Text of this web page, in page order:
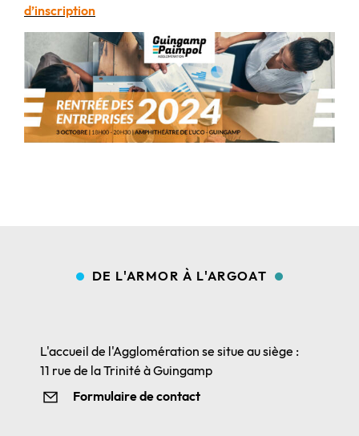
d’inscription
DE L'ARMOR À L'ARGOAT
L'accueil de l'Agglomération se situe au siège :
11 rue de la Trinité à Guingamp
Formulaire de contact